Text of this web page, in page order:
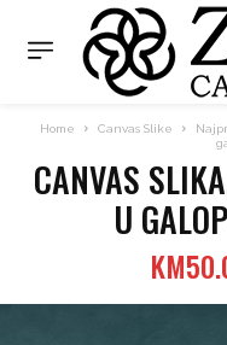
Home Canvas Slike
CANVAS
U
KM